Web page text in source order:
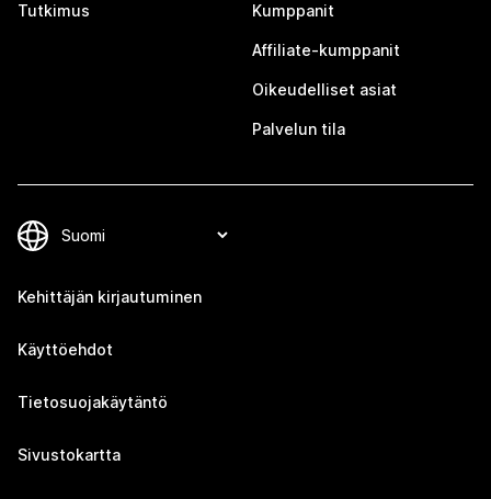
Tutkimus Kumppanit
Affiliate-kumppanit
Oikeudelliset asiat
Palvelun tila
Kehittäjän kirjautuminen
Käyttöehdot
Tietosuojakäytäntö
Sivustokartta